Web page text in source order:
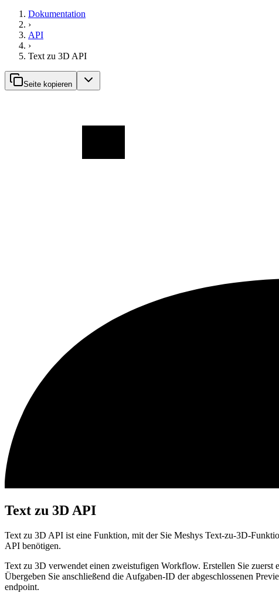
Dokumentation
›
API
›
Text zu 3D API
Seite kopieren
Text zu 3D API
Text zu 3D API ist eine Funktion, mit der Sie Meshys Text-zu-3D-
API benötigen.
Text zu 3D verwendet einen zweistufigen Workflow. Erstellen Sie zuerst
Übergeben Sie anschließend die Aufgaben-ID der abgeschlossenen
endpoint.